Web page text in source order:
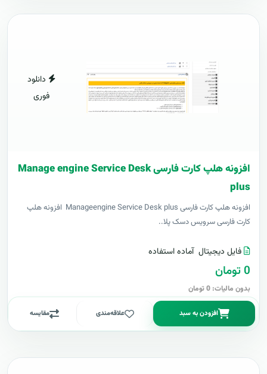
دانلود
فوری
افزونه هلپ کارت فارسی Manage engine Service Desk
plus
افزونه هلپ کارت فارسی Manageengine Service Desk plus افزونه هلپ
کارت فارسی سرویس دسک پلا..
فایل دیجیتال آماده استفاده
0 تومان
بدون مالیات: 0 تومان
افزودن به سبد علاقه‌مندی مقایسه